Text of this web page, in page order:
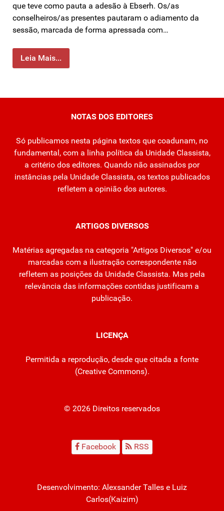
que teve como pauta a adesão à Ebserh. Os/as
conselheiros/as presentes pautaram o adiamento da
sessão, marcada de forma apressada com…
Leia Mais...
NOTAS DOS EDITORES
Só publicamos nesta página textos que coadunam, no
fundamental, com a linha política da Unidade Classista,
a critério dos editores. Quando não assinados por
instâncias pela Unidade Classista, os textos publicados
refletem a opinião dos autores.
ARTIGOS DIVERSOS
Matérias agregadas na categoria "Artigos Diversos" e/ou
marcadas com a ilustração correspondente não
refletem as posições da Unidade Classista. Mas pela
relevância das informações contidas justificam a
publicação.
LICENÇA
Permitida a reprodução, desde que citada a fonte
(Creative Commons).
© 2026 Direitos reservados
Facebook RSS
Desenvolvimento: Alexsander Talles e Luiz
Carlos(Kaizim)